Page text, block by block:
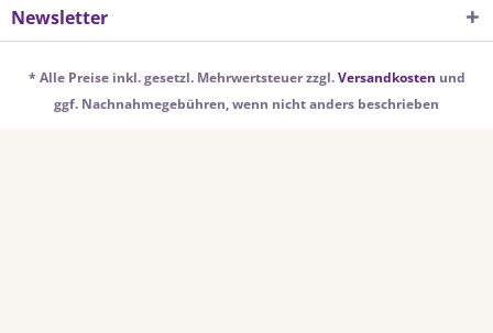
Newsletter
* Alle Preise inkl. gesetzl. Mehrwertsteuer zzgl.Versandkosten und
ggf. Nachnahmegebühren, wenn nicht anders beschrieben